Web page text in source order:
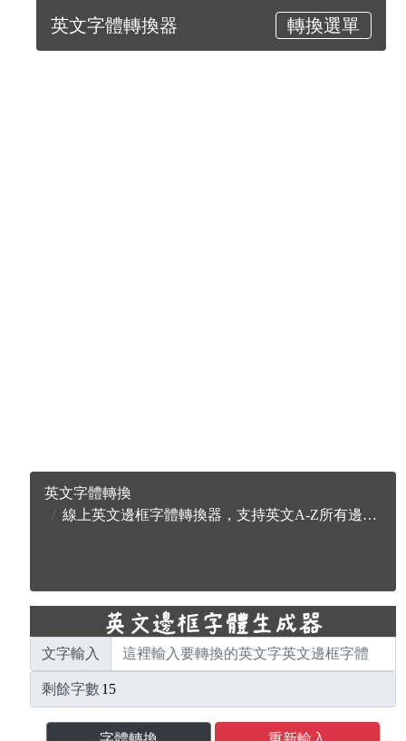
英文字體轉換器 轉換選單
英文字體轉換
線上英文邊框字體轉換器，支持英文A-Z所有邊框字母
文字輸入
剩餘字數